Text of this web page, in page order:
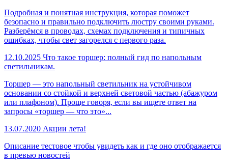
Подробная и понятная инструкция, которая поможет
безопасно и правильно подключить люстру своими руками.
Разберёмся в проводах, схемах подключения и типичных
ошибках, чтобы свет загорелся с первого раза.
12.10.2025 Что такое торшер: полный гид по напольным
светильникам.
Торшер — это напольный светильник на устойчивом
основании со стойкой и верхней световой частью (абажуром
или плафоном). Проще говоря, если вы ищете ответ на
запросы «торшер — что это»...
13.07.2020 Акции лета!
Описание тестовое чтобы увидеть как и где оно отображается
в превью новостей